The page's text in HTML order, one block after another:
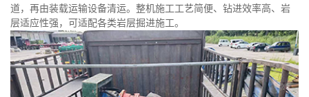
道，再由装载运输设备清运。整机施工工艺简便、钻进效率高、岩
层适应性强，可适配各类岩层掘进施工。